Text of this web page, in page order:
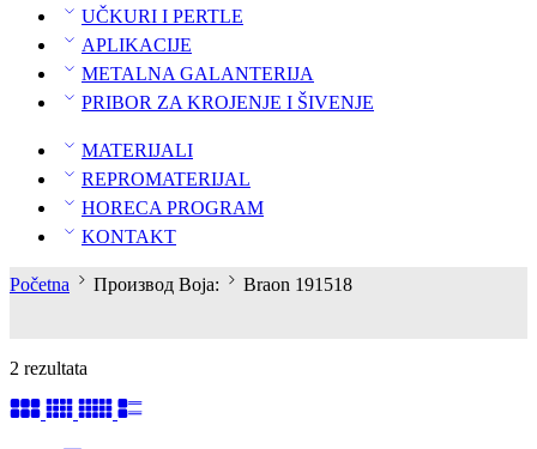
UČKURI I PERTLE
APLIKACIJE
METALNA GALANTERIJA
PRIBOR ZA KROJENJE I ŠIVENJE
MATERIJALI
REPROMATERIJAL
HORECA PROGRAM
KONTAKT
Početna Производ Boja: Braon 191518
2 rezultata